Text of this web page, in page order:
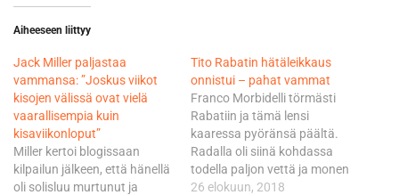
Aiheeseen liittyy
Jack Miller paljastaa
vammansa: ”Joskus viikot
kisojen välissä ovat vielä
vaarallisempia kuin
kisaviikonloput”
Miller kertoi blogissaan
kilpailun jälkeen, että hänellä
oli solisluu murtunut ja
Tito Rabatin hätäleikkaus
onnistui – pahat vammat
Franco Morbidelli törmästi
Rabatiin ja tämä lensi
kaaressa pyöränsä päältä.
Radalla oli siinä kohdassa
todella paljon vettä ja monen
kuljettajan mielestä
26 elokuun, 2018